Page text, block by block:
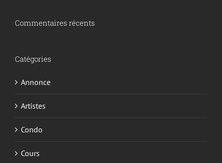
Commentaires récents
Catégories
Annonce
Artistes
Condo
Cours